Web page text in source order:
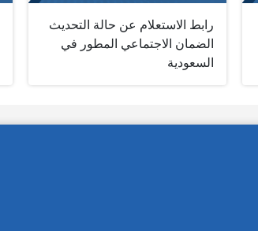
رابط الاستعلام عن حالة التحديث
الضمان الاجتماعي المطور في
السعودية